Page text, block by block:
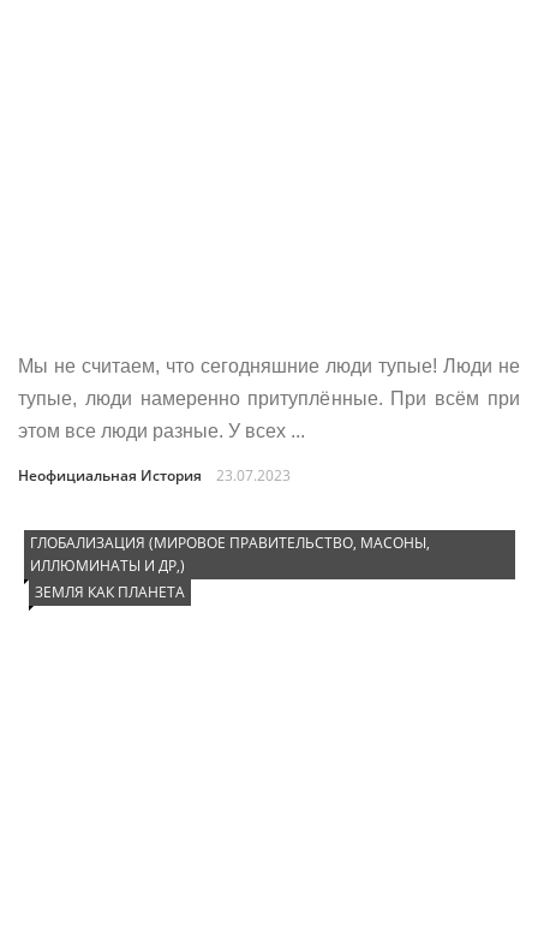
Мы не считаем, что сегодняшние люди тупые! Люди не
тупые, люди намеренно притуплённые. При всём при
этом все люди разные. У всех ...
Неофициальная История 23.07.2023
ГЛОБАЛИЗАЦИЯ (МИРОВОЕ ПРАВИТЕЛЬСТВО, МАСОНЫ,
ИЛЛЮМИНАТЫ И ДР,)
ЗЕМЛЯ КАК ПЛАНЕТА